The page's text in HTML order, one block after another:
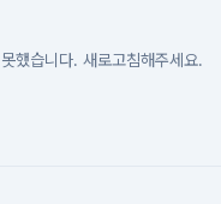
했습니다. 새로고침해주세요.